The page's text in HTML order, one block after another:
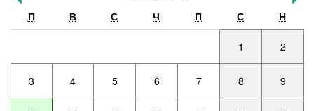
П
В С Ч П С Н
1 2
3 4 5 6 7 8 9